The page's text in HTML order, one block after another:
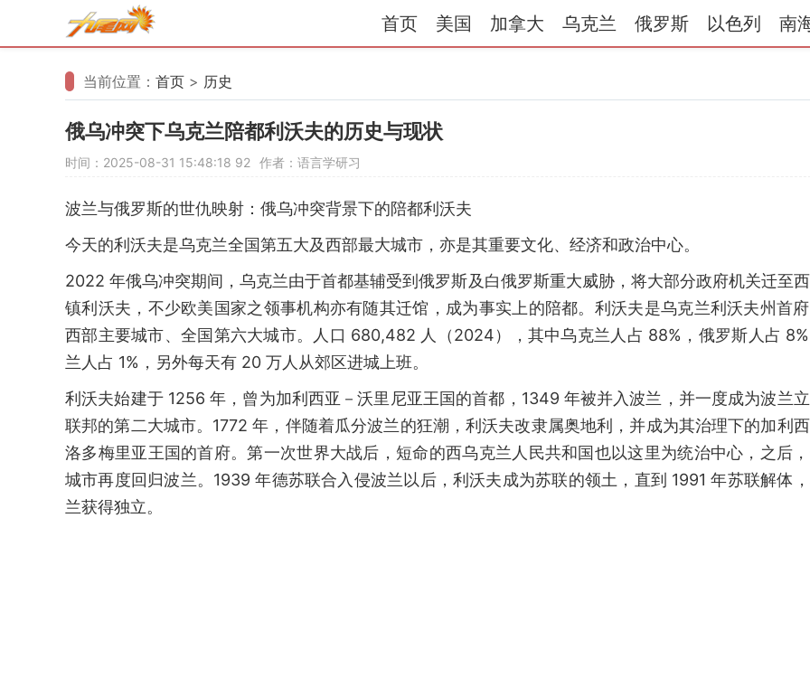
首页 美国 加拿大 乌克兰 俄罗斯 以色列 南
当前位置： 首页 > 历史
俄乌冲突下乌克兰陪都利沃夫的历史与现状
时间：2025-08-31 15:48:18 92 作者：语言学研习
波兰与俄罗斯的世仇映射：俄乌冲突背景下的陪都利沃夫
今天的利沃夫是乌克兰全国第五大及西部最大城市，亦是其重要文化、经济和政治中心。
2022 年俄乌冲突期间，乌克兰由于首都基辅受到俄罗斯及白俄罗斯重大威胁，将大部分政府机关迁至
镇利沃夫，不少欧美国家之领事机构亦有随其迁馆，成为事实上的陪都。利沃夫是乌克兰利沃夫州首
西部主要城市、全国第六大城市。人口 680,482 人（2024），其中乌克兰人占 88%，俄罗斯人占
兰人占 1%，另外每天有 20 万人从郊区进城上班。
利沃夫始建于 1256 年，曾为加利西亚－沃里尼亚王国的首都，1349 年被并入波兰，并一度成为波兰
联邦的第二大城市。1772 年，伴随着瓜分波兰的狂潮，利沃夫改隶属奥地利，并成为其治理下的加利
洛多梅里亚王国的首府。第一次世界大战后，短命的西乌克兰人民共和国也以这里为统治中心，之后
城市再度回归波兰。1939 年德苏联合入侵波兰以后，利沃夫成为苏联的领土，直到 1991 年苏联解体
兰获得独立。